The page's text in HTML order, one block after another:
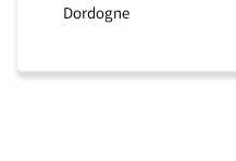
Dordogne